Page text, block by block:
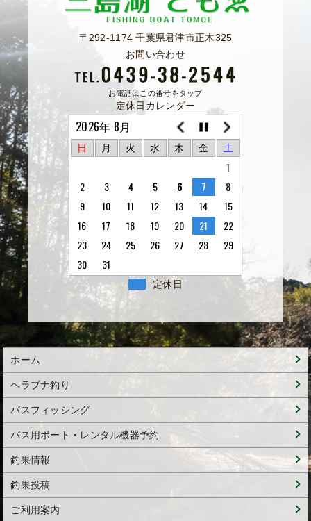
〒292-1174 千葉県君津市正木325
お問い合わせ
お電話はこの番号をタップ
定休日カレンダー
2026年 8月
日 月 火 水 木 金 土
1
2
3 4 5 6 7
8
9
10 11 12 13 14
15
16
17 18 19 20 21
22
23
24 25 26 27 28
29
30
31
定休日
ホーム
ヘラブナ釣り
バスフィッシング
バス用ボート・レンタル機器予約
釣果情報
釣果投稿
ご利用案内